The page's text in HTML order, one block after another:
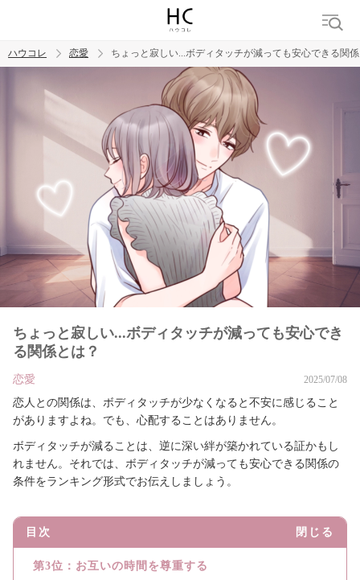
トレンド ワード
ハウコレ 恋愛 ちょっと寂しい...ボディタッチが減っても安心できる関
ちょっと寂しい...ボディタッチが減っても安心でき
る関係とは？
恋愛 2025/07/08
恋人との関係は、ボディタッチが少なくなると不安に感じること
がありますよね。でも、心配することはありません。
ボディタッチが減ることは、逆に深い絆が築かれている証かもし
れません。それでは、ボディタッチが減っても安心できる関係の
条件をランキング形式でお伝えしましょう。
目次 閉じる
第3位：お互いの時間を尊重する